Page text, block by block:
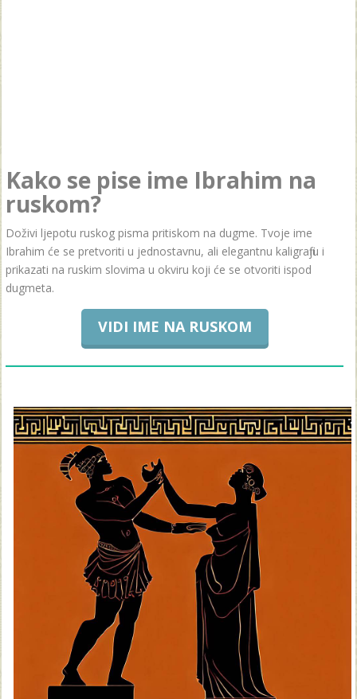
Kako se pise ime Ibrahim na
ruskom?
Doživi ljepotu ruskog pisma pritiskom na dugme. Tvoje ime
Ibrahim će se pretvoriti u jednostavnu, ali elegantnu kaligrafiju i
prikazati na ruskim slovima u okviru koji će se otvoriti ispod
dugmeta.
VIDI IME NA RUSKOM